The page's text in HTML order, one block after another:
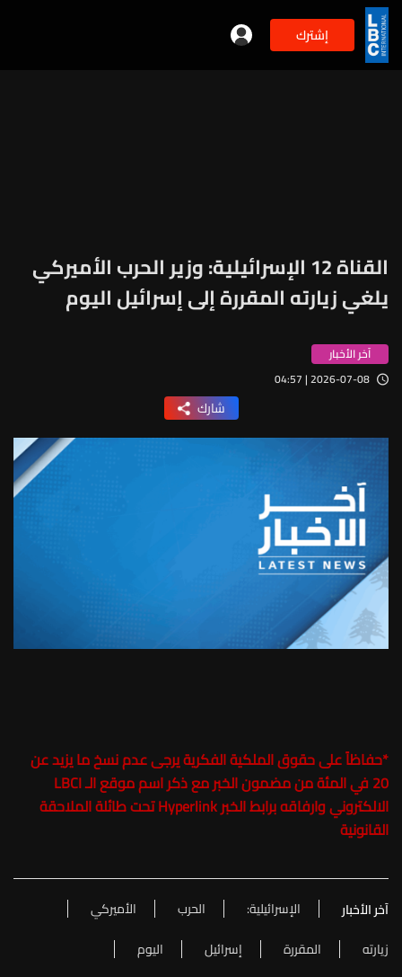
إشترك
القناة 12 الإسرائيلية: وزير الحرب الأميركي
يلغي زيارته المقررة إلى إسرائيل اليوم
آخر الأخبار
2026-07-08 | 04:57
شارك
*حفاظاً على حقوق الملكية الفكرية يرجى عدم نسخ ما يزيد عن
20 في المئة من مضمون الخبر مع ذكر اسم موقع الـ LBCI
الالكتروني وارفاقه برابط الخبر Hyperlink تحت طائلة الملاحقة
القانونية
آخر الأخبار الإسرائيلية: الحرب
الأميركي
زيارته
المقررة إسرائيل اليوم